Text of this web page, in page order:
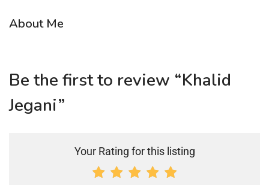
About Me
Be the first to review “Khalid
Jegani”
Your Rating for this listing